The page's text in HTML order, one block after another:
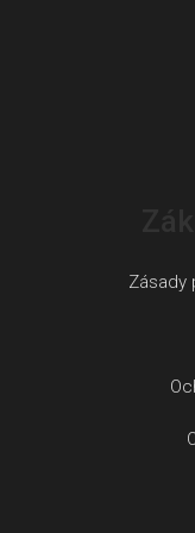
Zásady